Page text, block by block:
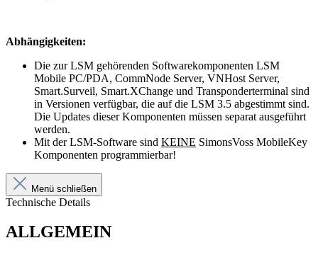
Abhängigkeiten:
Die zur LSM gehörenden Softwarekomponenten LSM
Mobile PC/PDA, CommNode Server, VNHost Server,
Smart.Surveil, Smart.XChange und Transponderterminal sind
in Versionen verfügbar, die auf die LSM 3.5 abgestimmt sind.
Die Updates dieser Komponenten müssen separat ausgeführt
werden.
Mit der LSM-Software sind KEINE SimonsVoss MobileKey
Komponenten programmierbar!
Menü schließen
Technische Details
ALLGEMEIN